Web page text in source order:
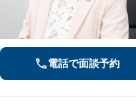
電話で面談予約